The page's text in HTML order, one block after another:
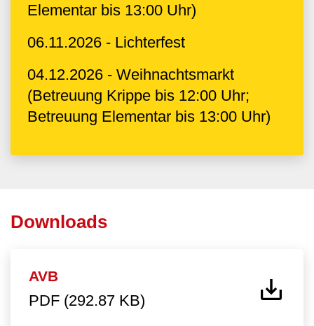
Elementar bis 13:00 Uhr)
06.11.2026 - Lichterfest
04.12.2026 - Weihnachtsmarkt
(Betreuung Krippe bis 12:00 Uhr;
Betreuung Elementar bis 13:00 Uhr)
Downloads
AVB
PDF (292.87 KB)